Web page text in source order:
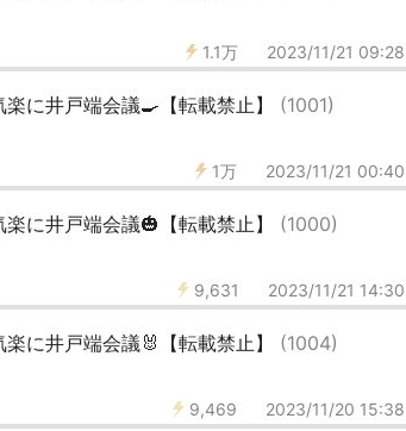
1.1万 2023/11/21 09:28
に井戸端会議🍳【転載禁止】 (1001)
1万 2023/11/21 00:40
に井戸端会議🎃【転載禁止】 (1000)
9,631 2023/11/21 14:30
に井戸端会議🐰【転載禁止】 (1004)
9,469 2023/11/20 15:38